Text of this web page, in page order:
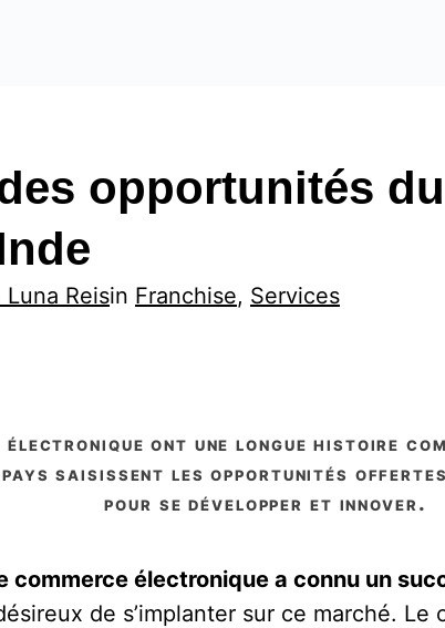
opportunités
Luna Reisin Franchise, Services
saisissent les opportunités
pour se développer et innover.
commerce électronique a connu un
de s’implanter sur ce marché.